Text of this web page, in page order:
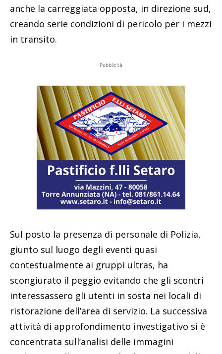
anche la carreggiata opposta, in direzione sud,
creando serie condizioni di pericolo per i mezzi
in transito.
Pubblicità
Sul posto la presenza di personale di Polizia,
giunto sul luogo degli eventi quasi
contestualmente ai gruppi ultras, ha
scongiurato il peggio evitando che gli scontri
interessassero gli utenti in sosta nei locali di
ristorazione dell’area di servizio. La successiva
attività di approfondimento investigativo si è
concentrata sull’analisi delle immagini